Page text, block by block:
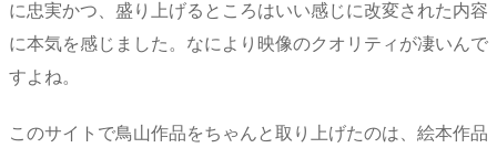
に忠実かつ、盛り上げるところはいい感じに改変された内容
に本気を感じました。なにより映像のクオリティが凄いんで
すよね。
このサイトで鳥山作品をちゃんと取り上げたのは、絵本作品